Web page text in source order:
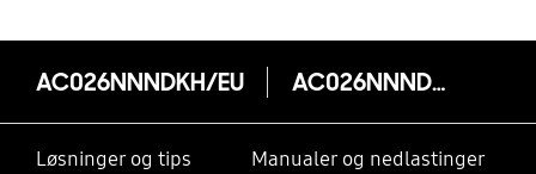
AC026NNNDKH/EU AC026NNNDKH/EU
Løsninger og tips Manualer og nedlastinger